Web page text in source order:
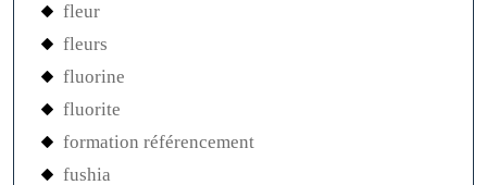
fleur
fleurs
fluorine
fluorite
formation référencement
fushia